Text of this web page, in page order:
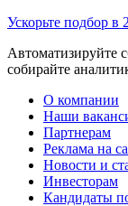
Ускорьте подбор в
Автоматизируйте
собирайте
О компании
Наши
Партнерам
Реклама на
Новости и
Инвесторам
Кандидаты